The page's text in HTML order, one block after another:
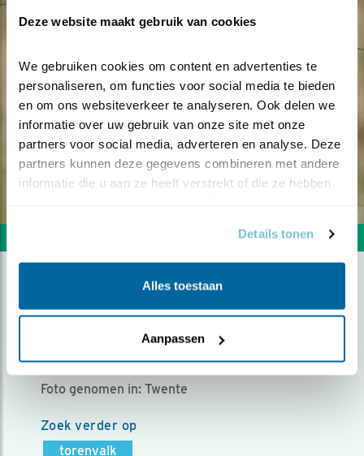
Deze website maakt gebruik van cookies
We gebruiken cookies om content en advertenties te
personaliseren, om functies voor social media te bieden
en om ons websiteverkeer te analyseren. Ook delen we
informatie over uw gebruik van onze site met onze
partners voor social media, adverteren en analyse. Deze
partners kunnen deze gegevens combineren met andere
informatie die u aan ze heeft verstrekt of die ze hebben
Details tonen
Alles toestaan
Aanpassen
Vorige foto
DE LANDING
Door Annelies Vriens | Geplaatst op donderdag 10
november 2022 |
1543 views
Foto genomen in: Twente
Zoek verder op
torenvalk